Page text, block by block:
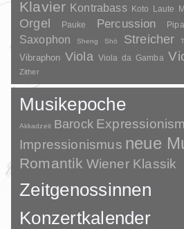
Klavier Kontrabass Koto Laute
Orgel Pauke Percussion Pipa
Saxophon Sheng Shō Streicher
Vibraphon Viola Viola da Gamba
Zither
Musikepoche
Akkadzeit Barock
Impressionismus neue
Romantik Wiener Klassik
Zeitgenossinnen
Konzertkalender